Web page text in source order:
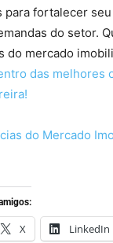
para fortalecer
do setor.
do mercado
das melhores
do Mercado
X LinkedIn